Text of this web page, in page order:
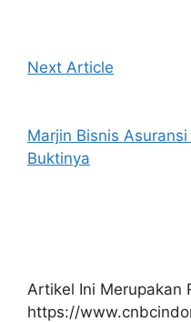
Next Article
Marjin Bisnis
Buktinya
Artikel Ini Merupakan
https://